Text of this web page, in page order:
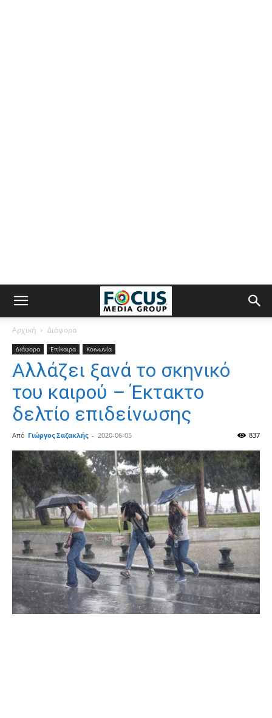
Αρχική Διάφορα
Διάφορα Επίκαιρα Κοινωνία
Αλλάζει ξανά το σκηνικό
του καιρού – Έκτακτο
δελτίο επιδείνωσης
Από Γιώργος Σαζακλής - 2020-06-05 837